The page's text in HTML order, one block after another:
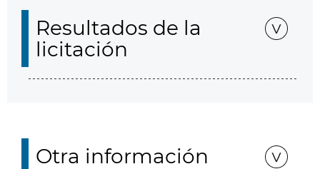
Resultados de la
licitación
Otra información